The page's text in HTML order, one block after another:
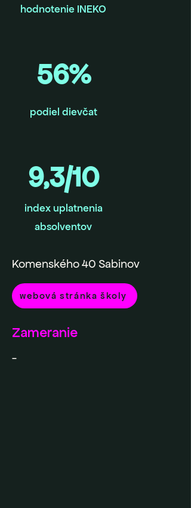
hodnotenie INEKO
56%
podiel dievčat
9,3/10
index uplatnenia
absolventov
Komenského 40 Sabinov
webová stránka školy
Zameranie
-